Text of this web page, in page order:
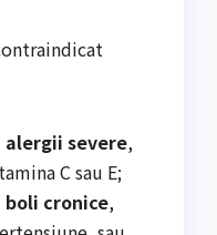
alergii severe,
C sau E;
boli cronice,